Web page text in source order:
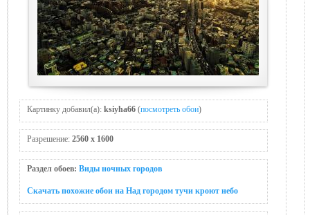
Картинку добавил(а): ksiyha66 (посмотреть обои)
Разрешение: 2560 x 1600
Раздел обоев: Виды ночных городов
Скачать похожие обои на Над городом тучи крoют небo